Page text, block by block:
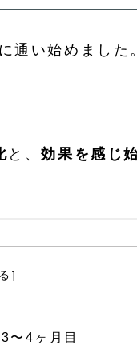
通い始めました
と、効果を感じ
〜4ヶ月目